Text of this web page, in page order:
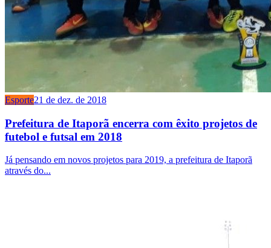
Esporte21 de dez. de 2018
Prefeitura de Itaporã encerra com êxito projetos de
futebol e futsal em 2018
Já pensando em novos projetos para 2019, a prefeitura de Itaporã
através do...